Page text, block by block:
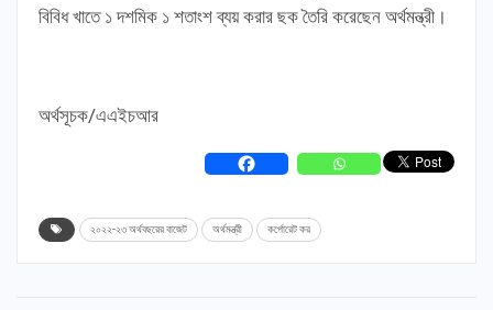
বিবিধ খাতে ১ দশমিক ১ শতাংশ ব্যয় করার ছক তৈরি করেছেন অর্থমন্ত্রী।
অর্থসূচক/এএইচআর
২০২২-২৩ অর্থবছরের বাজেট অর্থমন্ত্রী কর্পোরেট কর